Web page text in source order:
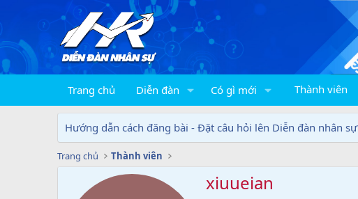
Trang chủ Diễn đàn Có gì mới Thành viên
Hướng dẫn cách đăng bài - Đặt câu hỏi lên Diễn đàn nhân sự
Trang chủ Thành viên
xiuueian